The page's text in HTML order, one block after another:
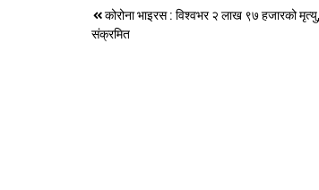
Post
navigation
कोरोना भाइरस : विश्वभर २ लाख ९७ हजारको
संक्रमित